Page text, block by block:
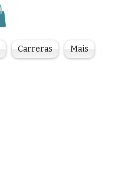
Carreras Mais